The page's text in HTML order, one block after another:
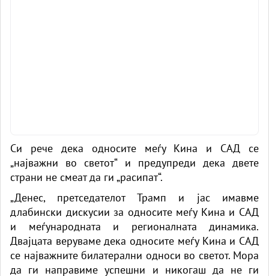
Си рече дека односите меѓу Кина и САД се
„најважни во светот“ и предупреди дека двете
страни не смеат да ги „расипат“.
„Денес, претседателот Трамп и јас имавме
длабински дискусии за односите меѓу Кина и САД
и меѓународната и регионалната динамика.
Двајцата веруваме дека односите меѓу Кина и САД
се најважните билатерални односи во светот. Мора
да ги направиме успешни и никогаш да не ги